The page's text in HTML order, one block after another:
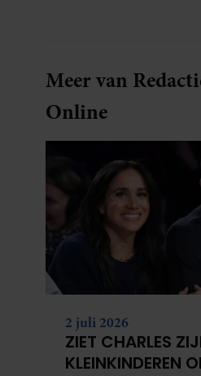
Meer van
Online
2 juli 2026
ZIET CHARLES
KLEINKINDEREN